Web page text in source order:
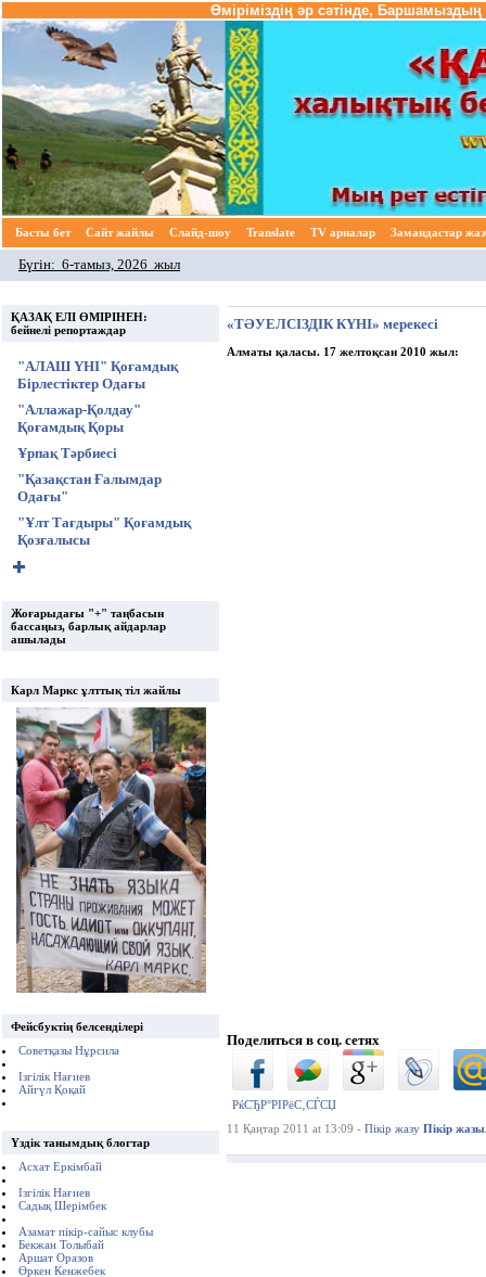
Өміріміздің әр сәтінде,
Басты бет Cайт жайлы Слайд-шоу Translate TV арналар Замандастар
Бүгін: 6-тамыз, 2026 жыл
ҚАЗАҚ ЕЛІ ӨМІРІНЕН:
бейнелі репортаждар
"АЛАШ ҮНІ" Қоғамдық
Бірлестіктер Одағы
"Аллажар-Қолдау"
Қоғамдық Қоры
Ұрпақ Тәрбиесі
"Қазақстан Ғалымдар
Одағы"
"Ұлт Тағдыры" Қоғамдық
Қозғалысы
Жоғарыдағы "+" таңбасын
бассаңыз, барлық айдарлар
ашылады
Карл Маркс ұлттық тіл жайлы
Фейсбуктің белсенділері
Советқазы Нұрсила
Ізгілік Нағиев
Айгүл Қоқай
Үздік танымдық блогтар
Асхат Еркімбай
Ізгілік Нағиев
Садық Шерімбек
Азамат пікір-сайыс клубы
Бекжан Толыбай
Аршат Оразов
Өркен Кенжебек
«ТӘУЕЛСІЗДІК КҮНІ» мерекесі
Алматы қаласы. 17 желтоқсан 2010 жыл:
Поделиться в соц. сетях
РќСЂР°РІРёС‚СЃСЏ
11 Қаңтар 2011 at 13:09 - Пікір жазу Пікір